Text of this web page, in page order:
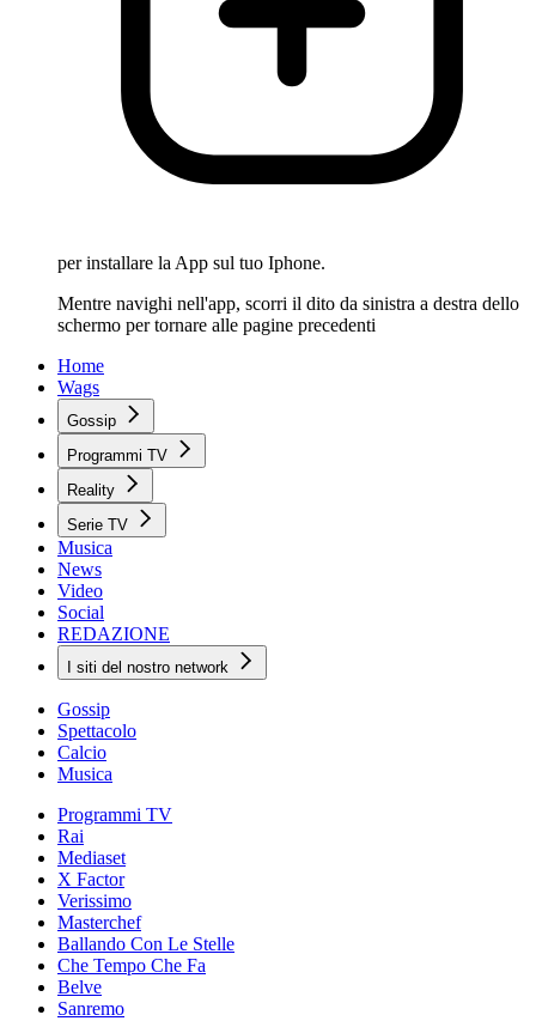
per installare la App sul tuo Iphone.
Mentre navighi nell'app, scorri il dito da sinistra a destra dello
schermo per tornare alle pagine precedenti
Home
Wags
Gossip
Programmi TV
Reality
Serie TV
Musica
News
Video
Social
REDAZIONE
I siti del nostro network
Gossip
Spettacolo
Calcio
Musica
Programmi TV
Rai
Mediaset
X Factor
Verissimo
Masterchef
Ballando Con Le Stelle
Che Tempo Che Fa
Belve
Sanremo